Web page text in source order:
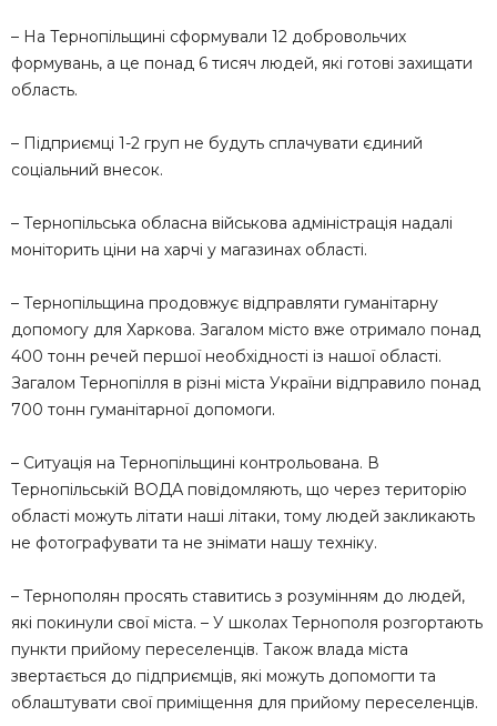
– На Тернопільщині сформували 12 добровольчих
формувань, а це понад 6 тисяч людей, які готові захищати
область.
– Підприємці 1-2 груп не будуть сплачувати єдиний
соціальний внесок.
– Тернопільська обласна військова адміністрація надалі
моніторить ціни на харчі у магазинах області.
– Тернопільщина продовжує відправляти гуманітарну
допомогу для Харкова. Загалом місто вже отримало понад
400 тонн речей першої необхідності із нашої області.
Загалом Тернопілля в різні міста України відправило понад
700 тонн гуманітарної допомоги.
– Ситуація на Тернопільщині контрольована. В
Тернопільській ВОДА повідомляють, що через територію
області можуть літати наші літаки, тому людей закликають
не фотографувати та не знімати нашу техніку.
– Тернополян просять ставитись з розумінням до людей,
які покинули свої міста. – У школах Тернополя розгортають
пункти прийому переселенців. Також влада міста
звертається до підприємців, які можуть допомогти та
облаштувати свої приміщення для прийому переселенців.